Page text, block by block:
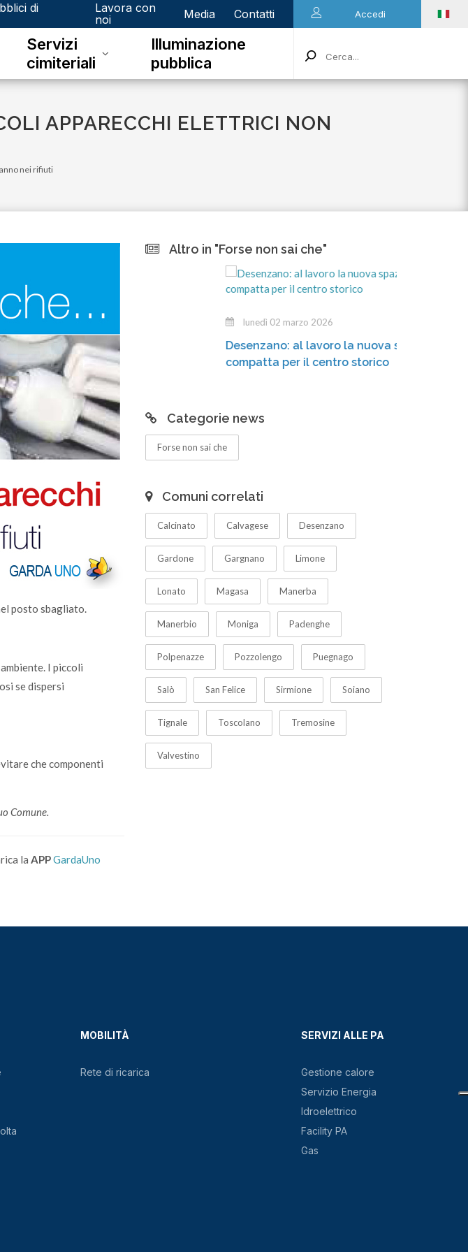
di
Lavora con
noi
Media Contatti Accedi
Servizi
cimiteriali
Illuminazione
pubblica
APPARECCHI ELETTRICI NON
nei rifiuti
posto sbagliato.
I piccoli
se dispersi
che componenti
Comune.
la APPGardaUno
Altro in "Forse non sai che"
lunedì 02 marzo 2026
Desenzano: al lavoro la nuova spazzatrice
compatta per il centro storico
Categorie news
Forse non sai che
Comuni correlati
Calcinato Calvagese Desenzano
Gardone Gargnano Limone
Lonato Magasa Manerba
Manerbio Moniga Padenghe
Polpenazze Pozzolengo Puegnago
Salò San Felice Sirmione Soiano
Tignale Toscolano Tremosine
Valvestino
MOBILITÀ
Rete di ricarica
SERVIZI ALLE PA
Gestione calore
Servizio Energia
Idroelettrico
Facility PA
Gas